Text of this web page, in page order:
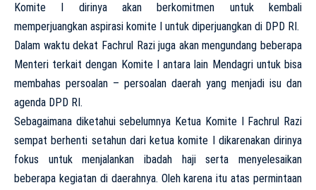
Komite I dirinya akan berkomitmen untuk kembali
memperjuangkan aspirasi komite I untuk diperjuangkan di DPD RI.
Dalam waktu dekat Fachrul Razi juga akan mengundang beberapa
Menteri terkait dengan Komite I antara lain Mendagri untuk bisa
membahas persoalan – persoalan daerah yang menjadi isu dan
agenda DPD RI.
Sebagaimana diketahui sebelumnya Ketua Komite I Fachrul Razi
sempat berhenti setahun dari ketua komite I dikarenakan dirinya
fokus untuk menjalankan ibadah haji serta menyelesaikan
beberapa kegiatan di daerahnya. Oleh karena itu atas permintaan